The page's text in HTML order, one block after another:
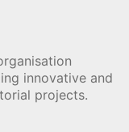
innovative and
projects.